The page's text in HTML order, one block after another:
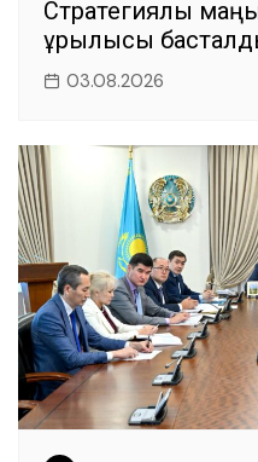
Стратегиялық
құрылысы
03.08.2026